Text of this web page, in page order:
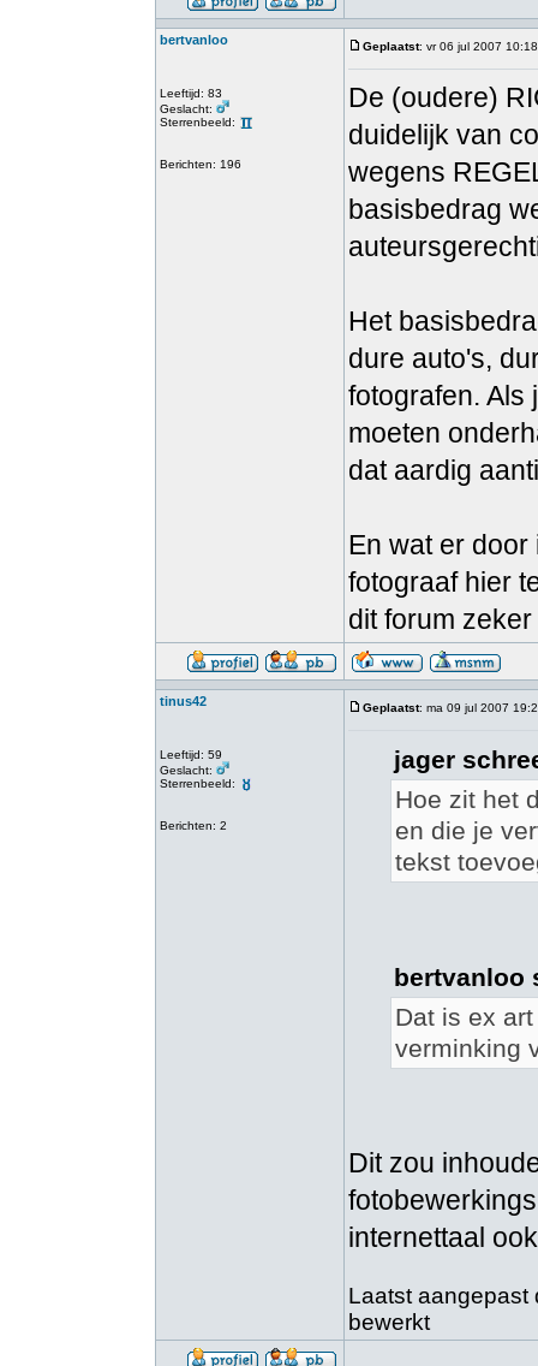
bertvanloo
Leeftijd: 83
Geslacht:
Sterrenbeeld:
Berichten: 196
Geplaatst: vr 06 jul 2007 10:18
De (oudere)
duidelijk van
wegens
basisbedrag
Het
dure auto's,
fotografen. Als
moeten
dat aardig
En wat er
fotograaf hier
dit forum
tinus42
Leeftijd: 59
Geslacht:
Sterrenbeeld:
Berichten: 2
Geplaatst: ma 09 jul 2007
jager
Hoe zit het
en die je
tekst
bertvanloo
Dat is ex
verminking
Dit zou
internettaal
Laatst aangepast
bewerkt